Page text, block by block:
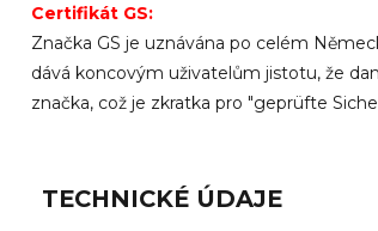
Certifikát GS:
Značka GS je uznávána po celém
dává koncovým uživatelům jistotu, že
značka, což je zkratka pro "geprüfte
TECHNICKÉ ÚDAJE